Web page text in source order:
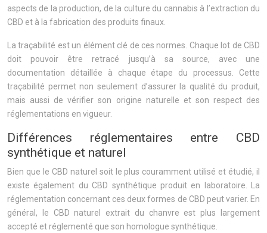
aspects de la production, de la culture du cannabis à l’extraction du
CBD et à la fabrication des produits finaux.
La traçabilité est un élément clé de ces normes. Chaque lot de CBD
doit pouvoir être retracé jusqu’à sa source, avec une
documentation détaillée à chaque étape du processus. Cette
traçabilité permet non seulement d’assurer la qualité du produit,
mais aussi de vérifier son origine naturelle et son respect des
réglementations en vigueur.
Différences réglementaires entre CBD
synthétique et naturel
Bien que le CBD naturel soit le plus couramment utilisé et étudié, il
existe également du CBD synthétique produit en laboratoire. La
réglementation concernant ces deux formes de CBD peut varier. En
général, le CBD naturel extrait du chanvre est plus largement
accepté et réglementé que son homologue synthétique.